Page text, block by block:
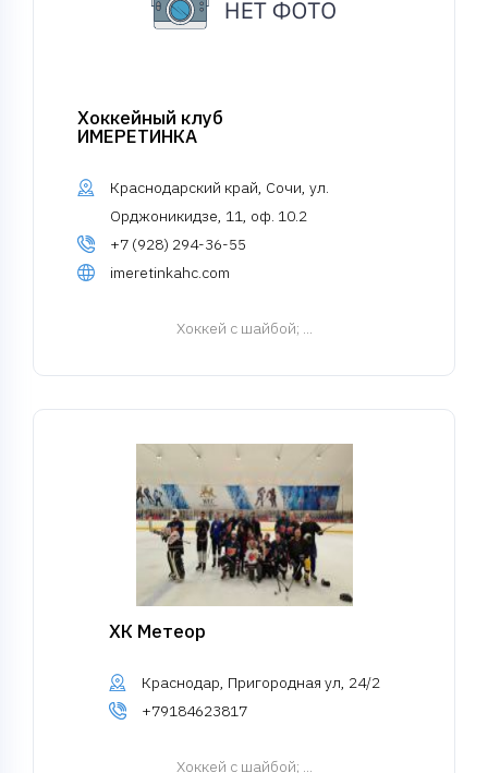
Хоккейный клуб
ИМЕРЕТИНКА
Краснодарский край, Сочи, ул.
Орджоникидзе, 11, оф. 10.2
+7 (928) 294-36-55
imeretinkahc.com
Хоккей с шайбой; ...
ХК Метеор
Краснодар, Пригородная ул, 24/2
+79184623817
Хоккей с шайбой; ...